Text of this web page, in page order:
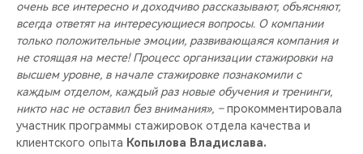
очень все интересно и доходчиво рассказывают, объясняют,
всегда ответят на интересующиеся вопросы. О компании
только положительные эмоции, развивающаяся компания и
не стоящая на месте! Процесс организации стажировки на
высшем уровне, в начале стажировке познакомили с
каждым отделом, каждый раз новые обучения и тренинги,
никто нас не оставил без внимания», –прокомментировала
участник программы стажировок отдела качества и
клиентского опыта Копылова Владислава.